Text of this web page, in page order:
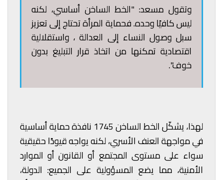
وتقول مسعد: "الخط الساخن أساسي، لكنه
ليس كافيًا وحده. فحماية المرأة تحتاج إلى تعزيز
سبل وصول النساء إلى العدالة ، واستقلالية
اقتصادية تمكنها من اتخاذ قرار التبليغ بدون
خوف".
لهذا، يشكّل الخط الساخن 1745 نافذة حماية أساسية
في مواجهة العنف الأسري، لكنه يواجه قيودًا حقيقية
سواء على مستوى المجتمع أو القانون أو الموارد
الأمنية، مما يضع المسؤولية على الجميع: الدولة،